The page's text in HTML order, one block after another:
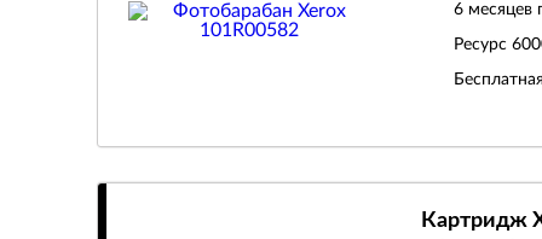
6 месяцев
Ресурс
Картридж